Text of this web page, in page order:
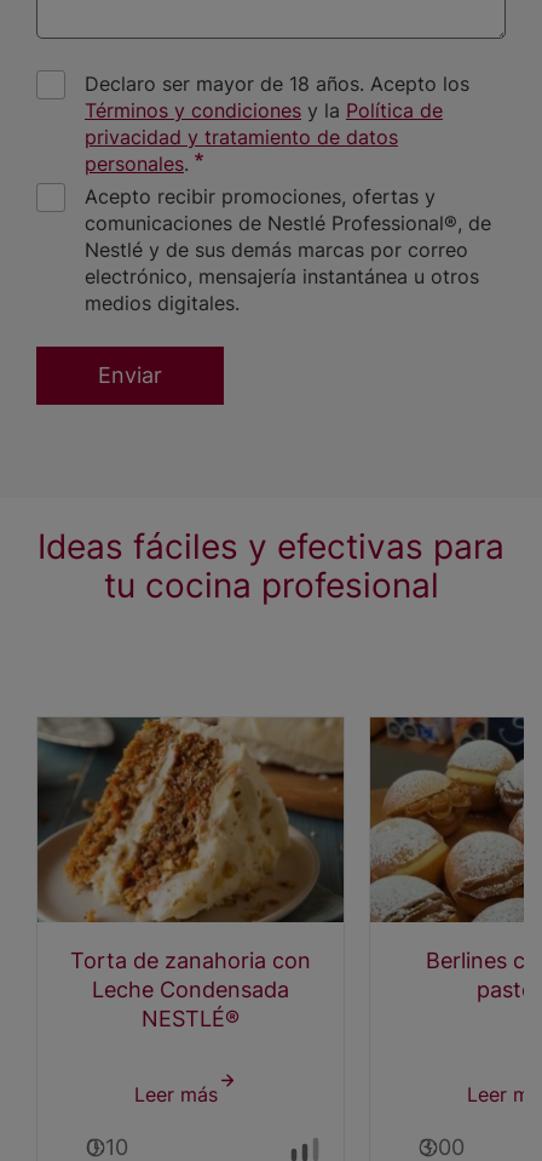
Declaro ser mayor de 18 años. Acepto los
Términos y condiciones y la Política de
privacidad y tratamiento de datos
personales.
Acepto recibir promociones, ofertas y
comunicaciones de Nestlé Professional®, de
Nestlé y de sus demás marcas por correo
electrónico, mensajería instantánea u otros
medios digitales.
Ideas fáciles y efectivas para
tu cocina profesional
Torta de zanahoria con
Leche Condensada
NESTLÉ®
Leer más sobre
0:10
Berlines
Leer
3:00